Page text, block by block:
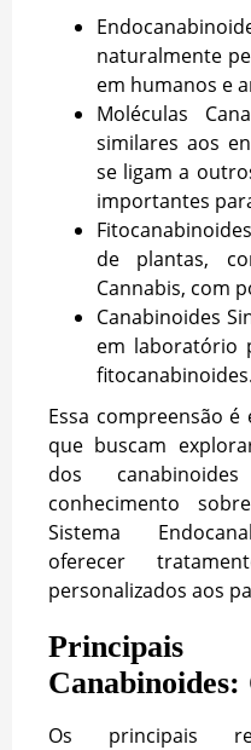
naturalmente
em humanos e
Moléculas
similares aos
se ligam a
importantes
de plantas,
Cannabis, com
Canabinoides
em laboratório
fitocanabinoides.
Essa compreensão
que buscam
dos
conhecimento
Sistema
oferecer
personalizados aos
Canabinoides:
Os principais